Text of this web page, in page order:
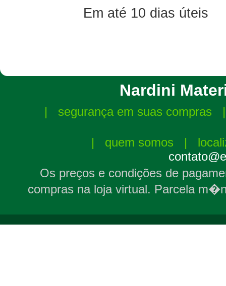
Em até 10 dias úteis
Nardini
| segurança em suas compras
| quem somos |
Os preços e condições de
compras na loja virtual. Parcela